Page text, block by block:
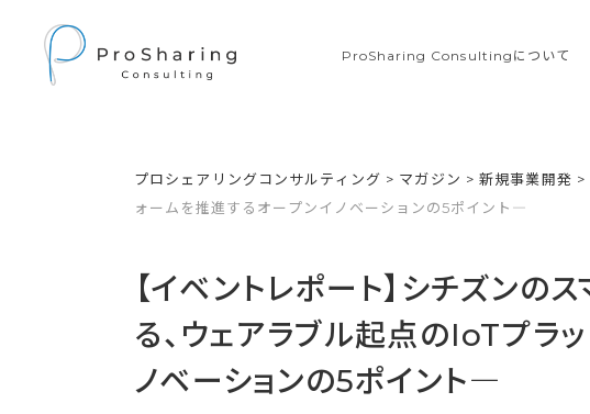
ProSharing Consultingについて
プロシェアリングコンサルティング > マガジン >新規事業開発 >
ォームを推進するオープンイノベーションの5ポイント―
【イベントレポート】シチズン
る、ウェアラブル起点のIoTプラ
ノベーションの5ポイント―